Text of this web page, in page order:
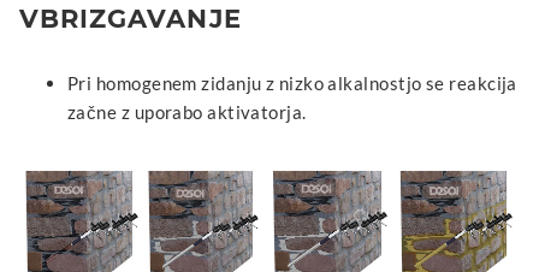
VBRIZGAVANJE
Pri homogenem zidanju z nizko alkalnostjo se reakcija
začne z uporabo aktivatorja.